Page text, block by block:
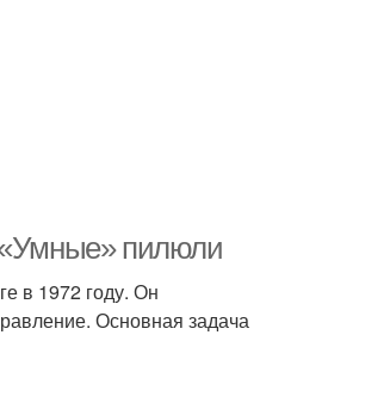
пилюли
в 1972 году. Он
Основная задача